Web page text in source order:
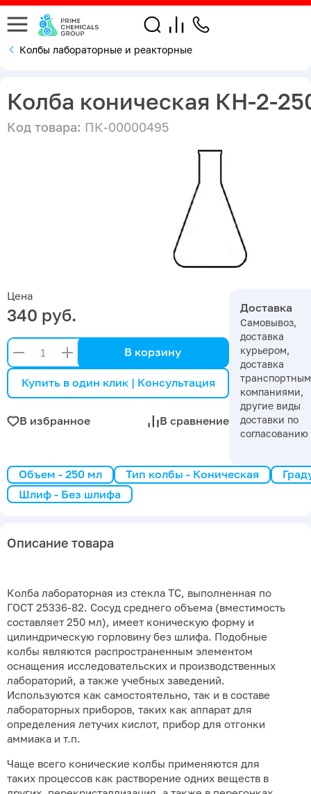
Колбы лабораторные и реакторные
Колба коническая КН-2-
Код товара: ПК-00000495
Цена
340 руб.
В корзину
Купить в один клик | Консультация
В избранное В сравнение
Доставка
Самовывоз,
доставка
курьером,
доставка
компаниями,
другие виды
доставки по
согласованию
Объем - 250 мл Тип колбы - Коническая
Шлиф - Без шлифа
Описание товара
Колба лабораторная из стекла ТС, выполненная по
ГОСТ 25336-82. Сосуд среднего объема (вместимость
составляет 250 мл), имеет коническую форму и
цилиндрическую горловину без шлифа. Подобные
колбы являются распространенным элементом
оснащения исследовательских и производственных
лабораторий, а также учебных заведений.
Используются как самостоятельно, так и в составе
лабораторных приборов, таких как аппарат для
определения летучих кислот, прибор для отгонки
аммиака и т.п.
Чаще всего конические колбы применяются для
таких процессов как растворение одних веществ в